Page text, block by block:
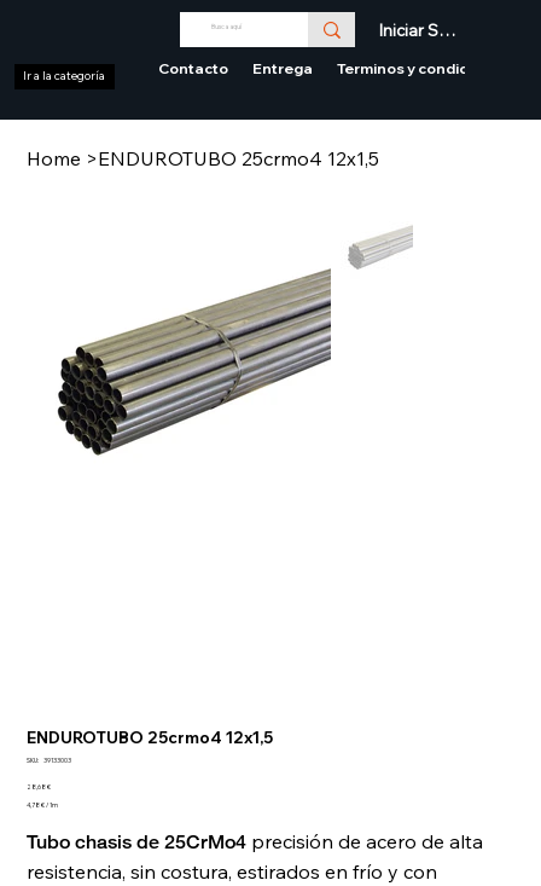
Iniciar Sesión
Contacto Entrega Terminos y condiciones
Ir a la categoría
Home >ENDUROTUBO 25crmo4 12x1,5
ENDUROTUBO 25crmo4 12x1,5
SKU:
SKU
39133003
Precio
28,68 €
4,78 €
1
Metro
4,78 € / 1m
Tubo chasis de 25CrMo4 precisión de acero de alta
resistencia, sin costura, estirados en frío y con